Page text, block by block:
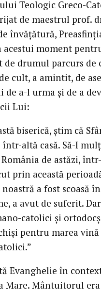
Teologic Greco-
de maestrul prof.
învățătură,
moment
de drumul parcurs de
cult, a amintit, de
a-l urma și de a
Lui:
biserică, știm că
într-altă casă. Să-I
de astăzi,
prin această
a fost scoasă
a avut de suferit.
catolici și
pentru marea
Evanghelie în
Mare. Mântuitorul